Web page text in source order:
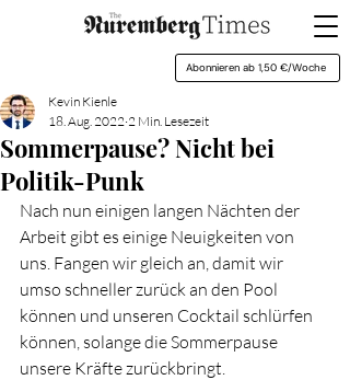
Abonnieren ab 1,50 €/Woche
Sommerpause? Nicht bei
Politik-Punk
Kevin Kienle
18. Aug. 2022 2 Min. Lesezeit
Nach nun einigen langen Nächten der
Arbeit gibt es einige Neuigkeiten von
uns. Fangen wir gleich an, damit wir
umso schneller zurück an den Pool
können und unseren Cocktail schlürfen
können, solange die Sommerpause
unsere Kräfte zurückbringt.